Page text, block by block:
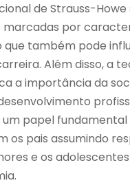
de Strauss-Howe
marcadas por
que também pode
Além disso, a
a importância da
papel fundamental
os pais assumindo
e os